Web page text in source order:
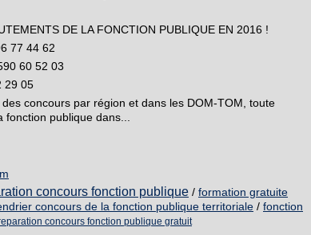
DE LA FONCTION PUBLIQUE EN 2016 !
77 44 62
60 52 03
29 05
concours par région et dans les DOM-TOM, toute
publique dans...
concours fonction publique / formation gratuite
concours de la fonction publique territoriale / fonction
concours fonction publique gratuit